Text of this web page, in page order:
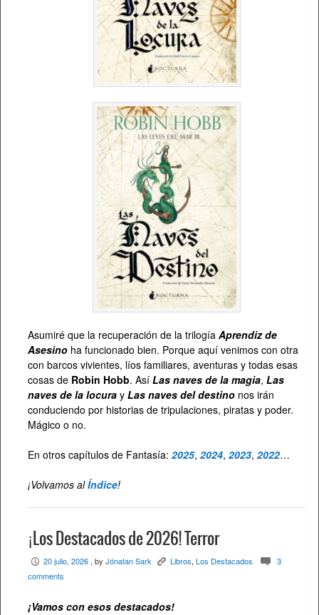
Asumiré que la recuperación de la trilogía Aprendiz de
Asesino ha funcionado bien. Porque aquí venimos con otra
con barcos vivientes, líos familiares, aventuras y todas esas
cosas de Robin Hobb. Así Las naves de la magia, Las
naves de la locura y Las naves del destino nos irán
conduciendo por historias de tripulaciones, piratas y poder.
Mágico o no.
En otros capítulos de Fantasía: 2025, 2024, 2023, 2022…
¡Volvamos alÍndice!
¡Los Destacados de 2026! Terror
P 20 julio, 2026 , by Jónatan Sark K Libros, Los Destacados c 3
comments
¡Vamos con esos destacados!